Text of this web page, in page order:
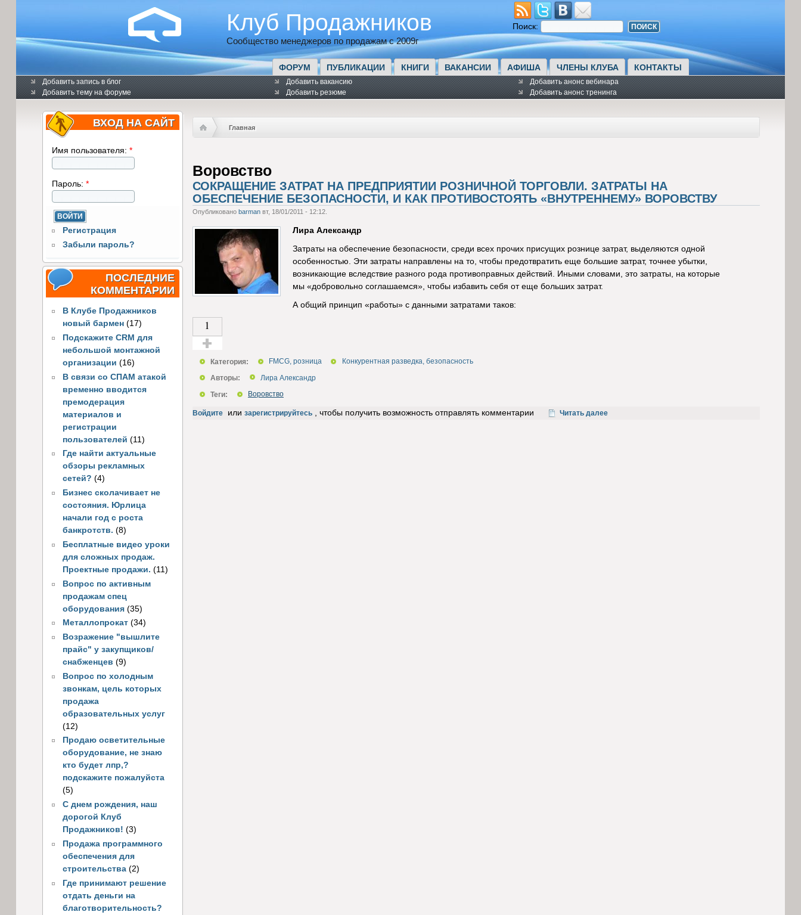
Клуб Продажников
Сообщество менеджеров по продажам с 2009г
Поиск:
ФОРУМ ПУБЛИКАЦИИ КНИГИ ВАКАНСИИ АФИША ЧЛЕНЫ КЛУБА КОНТАКТЫ
Добавить запись в блог
Добавить тему на форуме
Добавить вакансию
Добавить резюме
Добавить анонс вебинара
Добавить анонс тренинга
ВХОД НА САЙТ
Имя пользователя: *
Пароль: *
Регистрация
Забыли пароль?
ПОСЛЕДНИЕ
КОММЕНТАРИИ
В Клубе Продажников
новый бармен (17)
Подскажите CRM для
небольшой монтажной
организации (16)
В связи со СПАМ атакой
временно вводится
премодерация
материалов и
регистрации
пользователей (11)
Где найти актуальные
обзоры рекламных
сетей? (4)
Бизнес сколачивает не
состояния. Юрлица
начали год с роста
банкротств. (8)
Бесплатные видео уроки
для сложных продаж.
Проектные продажи. (11)
Вопрос по активным
продажам спец
оборудования (35)
Металлопрокат (34)
Возражение "вышлите
прайс" у закупщиков/
снабженцев (9)
Вопрос по холодным
звонкам, цель которых
продажа
образовательных услуг
(12)
Продаю осветительные
оборудование, не знаю
кто будет лпр,?
подскажите пожалуйста
(5)
С днем рождения, наш
дорогой Клуб
Продажников! (3)
Продажа программного
обеспечения для
строительства (2)
Где принимают решение
отдать деньги на
благотворительность?
Главная
Воровство
СОКРАЩЕНИЕ ЗАТРАТ НА ПРЕДПРИЯТИИ РОЗНИЧНОЙ ТОРГОВЛИ. ЗАТРАТЫ НА
ОБЕСПЕЧЕНИЕ БЕЗОПАСНОСТИ, И КАК ПРОТИВОСТОЯТЬ «ВНУТРЕННЕМУ» ВОРОВСТВУ
Опубликовано barmanвт, 18/01/2011 - 12:12.
Лира Александр
Затраты на обеспечение безопасности, среди всех прочих присущих рознице затрат, выделяются одной
особенностью. Эти затраты направлены на то, чтобы предотвратить еще большие затрат, точнее убытки,
возникающие вследствие разного рода противоправных действий. Иными словами, это затраты, на которые
мы «добровольно соглашаемся», чтобы избавить себя от еще больших затрат.
А общий принцип «работы» с данными затратами таков:
1
Категория: FMCG, розница
Конкурентная разведка, безопасность
Авторы:
Лира Александр
Теги:
Воровство
Войдите или зарегистрируйтесь , чтобы получить возможность отправлять комментарии Читать далее